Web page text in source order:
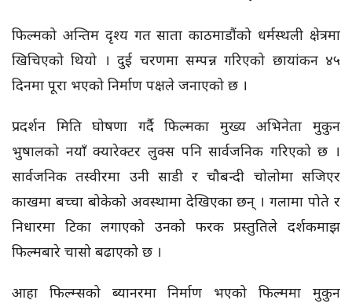
फिल्मको अन्तिम दृश्य गत साता काठमाडौंको धर्मस्थली क्षेत्रमा
खिचिएको थियो । दुई चरणमा सम्पन्न गरिएको छायांकन ४५
दिनमा पूरा भएको निर्माण पक्षले जनाएको छ ।
प्रदर्शन मिति घोषणा गर्दै फिल्मका मुख्य अभिनेता मुकुन
भुषालको नयाँ क्यारेक्टर लुक्स पनि सार्वजनिक गरिएको छ ।
सार्वजनिक तस्वीरमा उनी साडी र चौबन्दी चोलोमा सजिएर
काखमा बच्चा बोकेको अवस्थामा देखिएका छन् । गलामा पोते र
निधारमा टिका लगाएको उनको फरक प्रस्तुतिले दर्शकमाझ
फिल्मबारे चासो बढाएको छ ।
आहा फिल्म्सको ब्यानरमा निर्माण भएको फिल्ममा मुकुन